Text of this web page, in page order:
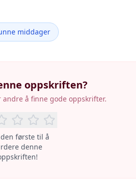
middager
oppskriften?
å finne gode oppskrifter.
første til å
denne